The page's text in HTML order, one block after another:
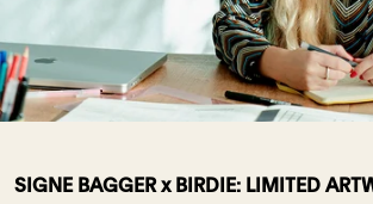
SIGNE BAGGER x BIRDIE: LIMITED